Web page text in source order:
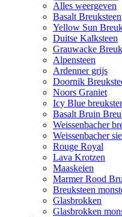
Alles weergeven
Basalt Breuksteen
Yellow Sun
Duitse Kalksteen
Grauwacke
Alpensteen
Ardenner grijs
Doornik
Noors Graniet
Icy Blue
Basalt Bruin
Weissenbacher
Weissenbacher
Rouge Royal
Lava Krotzen
Maaskeien
Marmer Rood
Breuksteen
Glasbrokken
Glasbrokken